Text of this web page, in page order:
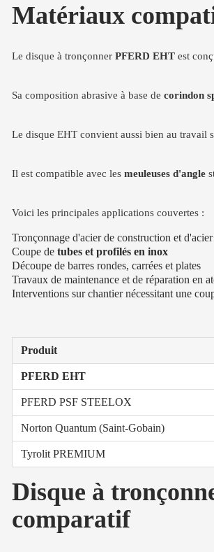
Matériaux
Le disque à tronçonner PFERD EHT est
Sa composition abrasive à base de corindon
Le disque EHT convient aussi bien au travail
Il est compatible avec les meuleuses d'angle
Voici les principales applications couvertes :
Tronçonnage d'acier de construction et
Coupe de tubes et profilés en inox
Découpe de barres rondes, carrées et plates
Travaux de maintenance et de réparation en
Interventions sur chantier nécessitant une
Produit
PFERD EHT
PFERD PSF STEELOX
Norton Quantum (Saint-Gobain)
Tyrolit PREMIUM
Disque à
comparatif